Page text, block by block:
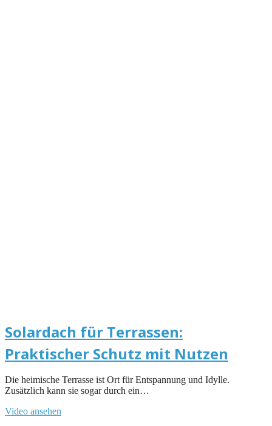
Solardach für Terrassen:
Praktischer Schutz mit Nutzen
Die heimische Terrasse ist Ort für Entspannung und Idylle.
Zusätzlich kann sie sogar durch ein…
Video ansehen